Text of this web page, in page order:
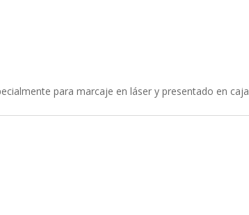
para marcaje en láser y presentado en caja